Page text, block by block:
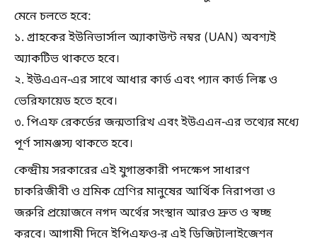
মেনে চলতে হবে:
১. গ্রাহকের ইউনিভার্সাল অ্যাকাউন্ট নম্বর (UAN) অবশ্যই
অ্যাকটিভ থাকতে হবে।
২. ইউএএন-এর সাথে আধার কার্ড এবং প্যান কার্ড লিঙ্ক ও
ভেরিফায়েড হতে হবে।
৩. পিএফ রেকর্ডের জন্মতারিখ এবং ইউএএন-এর তথ্যের মধ্যে
পূর্ণ সামঞ্জস্য থাকতে হবে।
কেন্দ্রীয় সরকারের এই যুগান্তকারী পদক্ষেপ সাধারণ
চাকরিজীবী ও শ্রমিক শ্রেণির মানুষের আর্থিক নিরাপত্তা ও
জরুরি প্রয়োজনে নগদ অর্থের সংস্থান আরও দ্রুত ও স্বচ্ছ
করবে। আগামী দিনে ইপিএফও-র এই ডিজিটালাইজেশন